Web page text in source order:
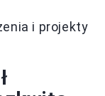
i projekty